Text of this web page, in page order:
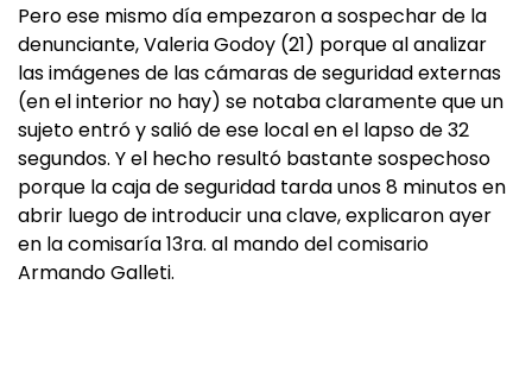
Pero ese mismo día empezaron a sospechar de la
denunciante, Valeria Godoy (21) porque al analizar
las imágenes de las cámaras de seguridad externas
(en el interior no hay) se notaba claramente que un
sujeto entró y salió de ese local en el lapso de 32
segundos. Y el hecho resultó bastante sospechoso
porque la caja de seguridad tarda unos 8 minutos en
abrir luego de introducir una clave, explicaron ayer
en la comisaría 13ra. al mando del comisario
Armando Galleti.